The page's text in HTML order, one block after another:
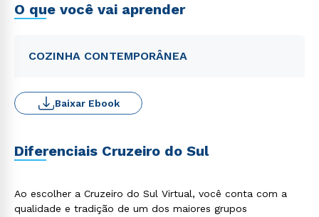
O que você vai aprender
COZINHA CONTEMPORÂNEA
Baixar Ebook
Diferenciais Cruzeiro do Sul
Ao escolher a Cruzeiro do Sul Virtual, você conta com a
qualidade e tradição de um dos maiores grupos